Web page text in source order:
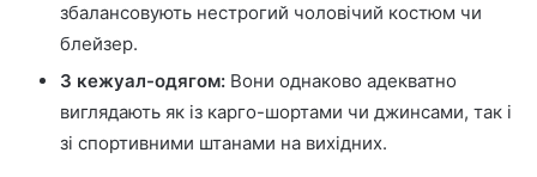
збалансовують нестрогий чоловічий костюм чи
блейзер.
З кежуал-одягом: Вони однаково адекватно
виглядають як із карго-шортами чи джинсами, так і
зі спортивними штанами на вихідних.